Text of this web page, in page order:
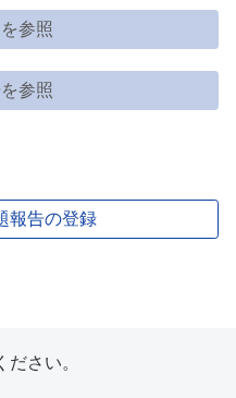
参照
参照
報告の登録
さい。